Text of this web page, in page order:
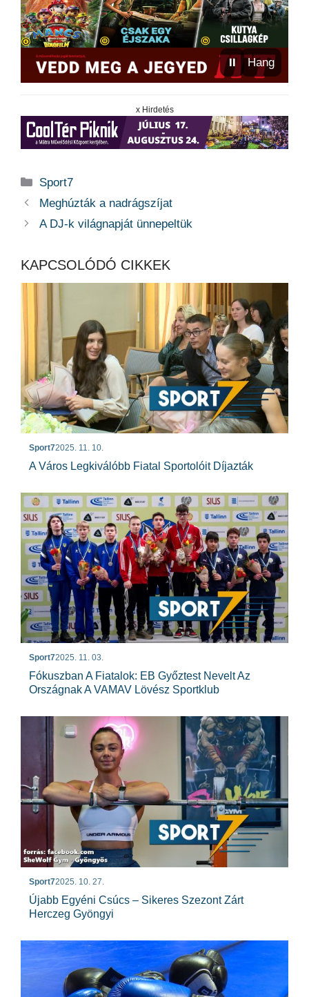
⏸ Hang
x Hirdetés
Kategória
Sport7
Meghúzták a nadrágszíjat
A DJ-k világnapját ünnepeltük
KAPCSOLÓDÓ CIKKEK
Sport72025. 11. 10.
A Város Legkiválóbb Fiatal Sportolóit Díjazták
Sport72025. 11. 03.
Fókuszban A Fiatalok: EB Győztest Nevelt Az
Országnak A VAMAV Lövész Sportklub
Sport72025. 10. 27.
Újabb Egyéni Csúcs – Sikeres Szezont Zárt
Herczeg Gyöngyi